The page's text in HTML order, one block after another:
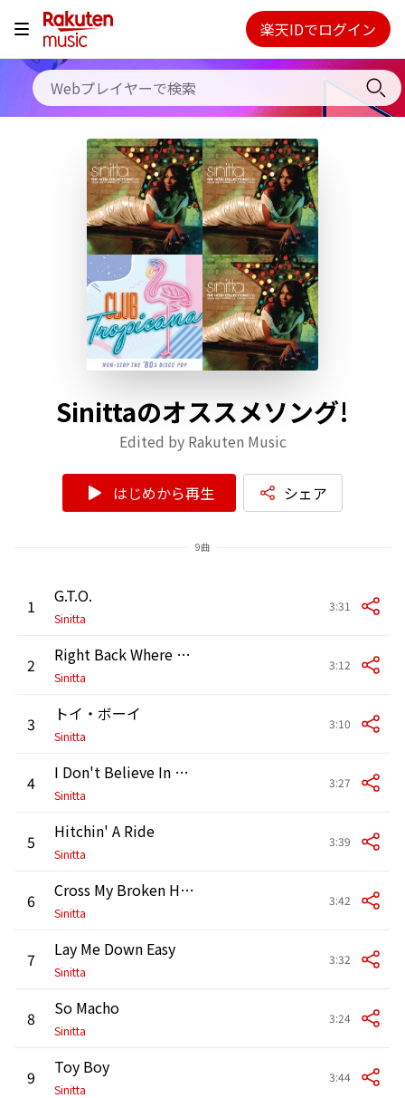
料金プラン
使い方
初回30日間無料お試し
Webプレイヤー
ご契約内容の確認・変更
楽天IDでログイン
Sinittaのオススメソング!
Edited by Rakuten Music
はじめから再生 シェア
9曲
1 G.T.O.
Sinitta
3:31
2 Right Back Where We Started From
Sinitta
3:12
3 トイ・ボーイ
Sinitta
3:10
4 I Don't Believe In Miracles
Sinitta
3:27
5 Hitchin' A Ride
Sinitta
3:39
6 Cross My Broken Heart
Sinitta
3:42
7 Lay Me Down Easy
Sinitta
3:32
8 So Macho
Sinitta
3:24
9 Toy Boy
Sinitta
3:44